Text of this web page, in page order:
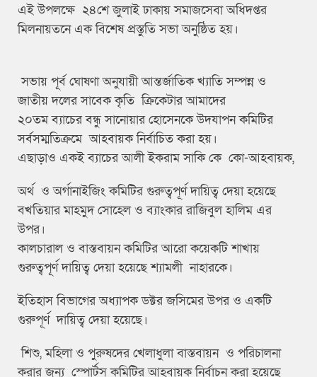
এই উপলক্ষে ২৪শে জুলাই ঢাকায় সমাজসেবা অধিদপ্তর
মিলনায়তনে এক বিশেষ প্রস্তুতি সভা অনুষ্ঠিত হয়।
সভায় পূর্ব ঘোষণা অনুযায়ী আন্তর্জাতিক খ্যাতি সম্পন্ন ও
জাতীয় দলের সাবেক কৃতি ক্রিকেটার আমাদের
২০তম ব্যাচের বন্ধু সানোয়ার হোসেনকে উদযাপন কমিটির
সর্বসম্মতিক্রমে আহবায়ক নির্বাচিত করা হয়।
এছাড়াও একই ব্যাচের আলী ইকরাম সাকি কে কো-আহবায়ক,
অর্থ ও অর্গানাইজিং কমিটির গুরুত্বপূর্ণ দায়িত্ব দেয়া হয়েছে
বখতিয়ার মাহমুদ সোহেল ও ব্যাংকার রাজিবুল হালিম এর
উপর।
কালচারাল ও বাস্তবায়ন কমিটির আরো কয়েকটি শাখায়
গুরুত্বপূর্ণ দায়িত্ব দেয়া হয়েছে শ্যামলী নাহারকে।
ইতিহাস বিভাগের অধ্যাপক ডক্টর জসিমের উপর ও একটি
গুরুপূর্ণ দায়িত্ব দেয়া হয়েছে।
শিশু, মহিলা ও পুরুষদের খেলাধুলা বাস্তবায়ন ও পরিচালনা
করার জন্য স্পোর্টস কমিটির আহবায়ক নির্বাচন করা হয়েছে